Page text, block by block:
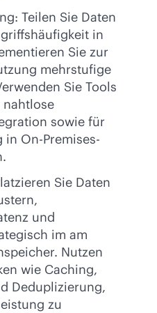
Teilen Sie Daten
in
Sie zur
mehrstufige
Sie Tools
sowie für
On-Premises-
Sie Daten
und
im am
Nutzen
wie Caching,
Deduplizierung,
zu